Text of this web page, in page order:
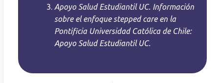
Apoyo Salud Estudiantil UC. Información
sobre el enfoque stepped care en la
Pontificia Universidad Católica de Chile:
Apoyo Salud Estudiantil UC.